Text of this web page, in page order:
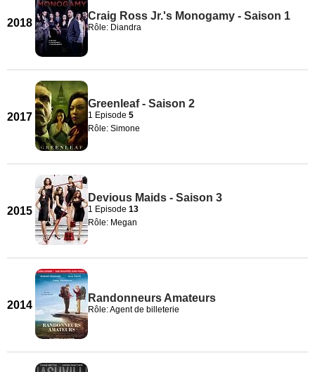
2018
Craig Ross Jr.'s Monogamy - Saison 1
Rôle: Diandra
2017
Greenleaf - Saison 2
1 Episode 5
Rôle: Simone
2015
Devious Maids - Saison 3
1 Episode 13
Rôle: Megan
2014
Randonneurs Amateurs
Rôle: Agent de billeterie